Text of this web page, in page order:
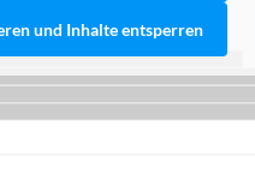
und Inhalte entsperren